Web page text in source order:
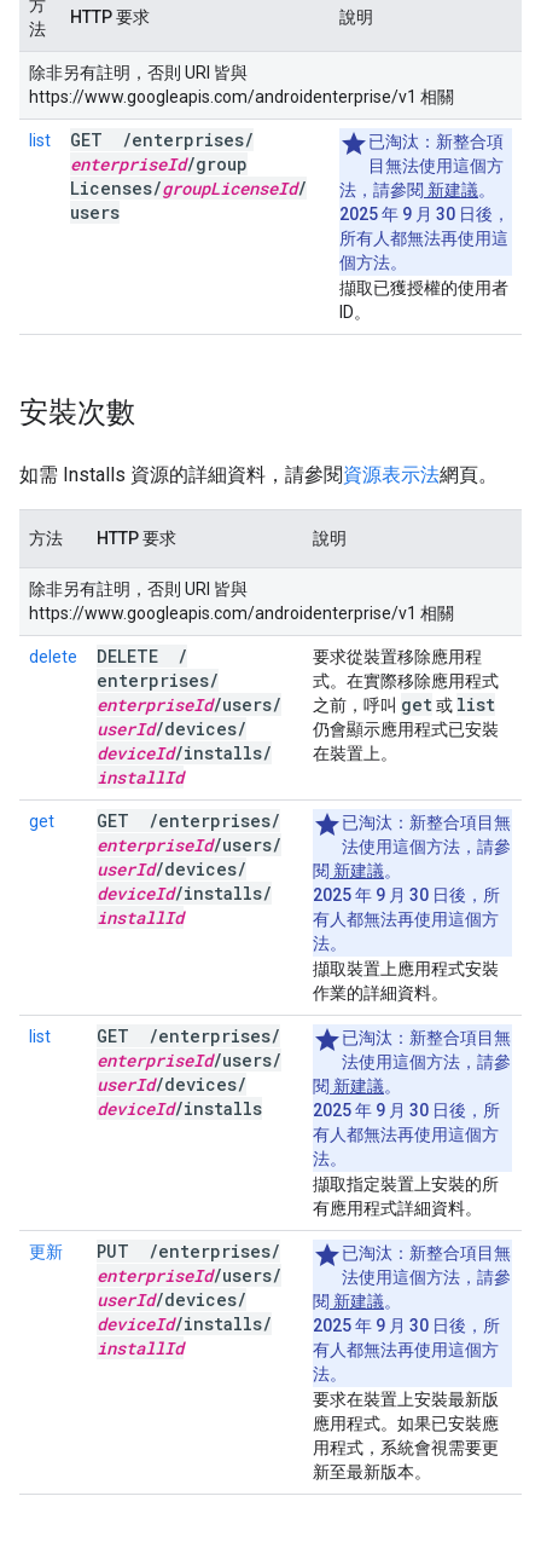
方
法
HTTP 要求 說明
除非另有註明，否則 URI 皆與
https://www.googleapis.com/androidenterprise/v1 相關
list GET /enterprises/
enterpriseId/group
Licenses/groupLicenseId/
users
已淘汰： 新整合項
目無法使用這個方
法，請參閱 新建議。
2025 年 9 月 30 日後，
所有人都無法再使用這
個方法。
擷取已獲授權的使用者
ID。
安裝次數
如需 Installs 資源的詳細資料，請參閱資源表示法網頁。
方法 HTTP 要求 說明
除非另有註明，否則 URI 皆與
https://www.googleapis.com/androidenterprise/v1 相關
delete DELETE
/
enterprises/
enterpriseId/users/
userId/devices/
deviceId/installs/
installId
要求從裝置移除應用程
式。在實際移除應用程式
之前，呼叫 get或 list
仍會顯示應用程式已安裝
在裝置上。
get GET /enterprises/
enterpriseId/users/
userId/devices/
deviceId/installs/
installId
已淘汰： 新整合項目無
法使用這個方法，請參
閱 新建議。
2025 年 9 月 30 日後，所
有人都無法再使用這個方
法。
擷取裝置上應用程式安裝
作業的詳細資料。
list GET /enterprises/
enterpriseId/users/
userId/devices/
deviceId/installs
已淘汰： 新整合項目無
法使用這個方法，請參
閱 新建議。
2025 年 9 月 30 日後，所
有人都無法再使用這個方
法。
擷取指定裝置上安裝的所
有應用程式詳細資料。
更新 PUT /enterprises/
enterpriseId/users/
userId/devices/
deviceId/installs/
installId
已淘汰： 新整合項目無
法使用這個方法，請參
閱 新建議。
2025 年 9 月 30 日後，所
有人都無法再使用這個方
法。
要求在裝置上安裝最新版
應用程式。如果已安裝應
用程式，系統會視需要更
新至最新版本。